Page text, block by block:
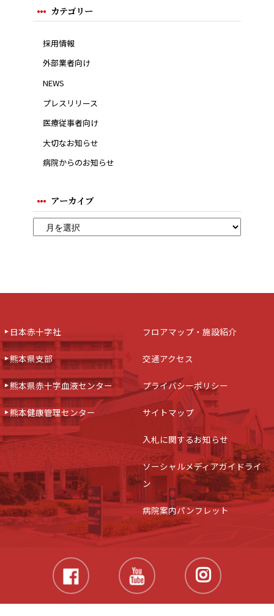
カテゴリー
採用情報
外部業者向け
NEWS
プレスリリース
医療従事者向け
大切なお知らせ
病院からのお知らせ
アーカイブ
日本赤十字社
熊本県支部
熊本県赤十字血液センター
熊本健康管理センター
フロアマップ・施設紹介
交通アクセス
プライバシーポリシー
サイトマップ
入札に関するお知らせ
ソーシャルメディアガイドライ
ン
病院案内パンフレット